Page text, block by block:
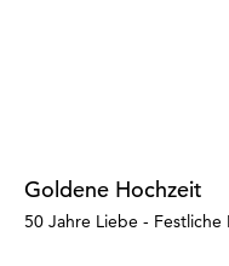
Goldene Hochzeit
50 Jahre Liebe -